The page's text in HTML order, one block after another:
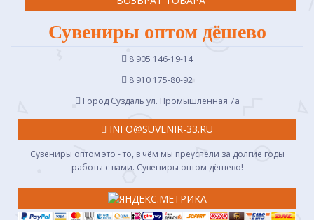
Сувениры оптом дёшево
8 905 146-19-14
8 910 175-80-92
Город Суздаль ул. Промышленная 7a
INFO@SUVENIR-33.RU
Сувениры оптом это - то, в чём мы преуспели за долгие годы
работы с вами. Сувениры оптом дёшево!